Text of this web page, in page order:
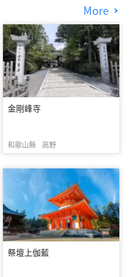
More
金剛峰寺
和歌山縣 高野
祭壇上伽藍